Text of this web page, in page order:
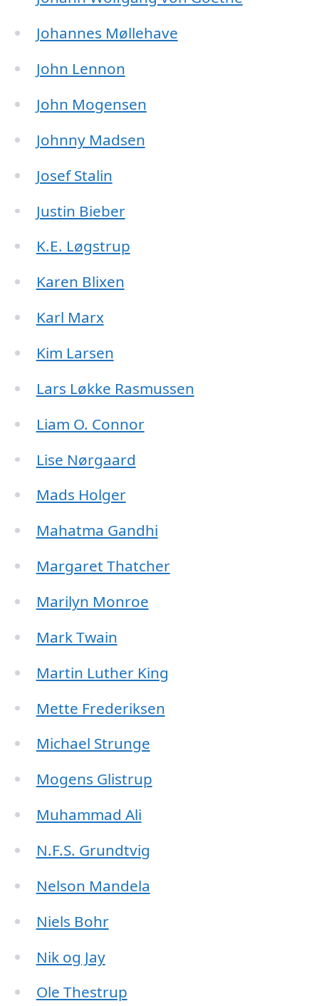
Johannes Møllehave
John Lennon
John Mogensen
Johnny Madsen
Josef Stalin
Justin Bieber
K.E. Løgstrup
Karen Blixen
Karl Marx
Kim Larsen
Lars Løkke Rasmussen
Liam O. Connor
Lise Nørgaard
Mads Holger
Mahatma Gandhi
Margaret Thatcher
Marilyn Monroe
Mark Twain
Martin Luther King
Mette Frederiksen
Michael Strunge
Mogens Glistrup
Muhammad Ali
N.F.S. Grundtvig
Nelson Mandela
Niels Bohr
Nik og Jay
Ole Thestrup